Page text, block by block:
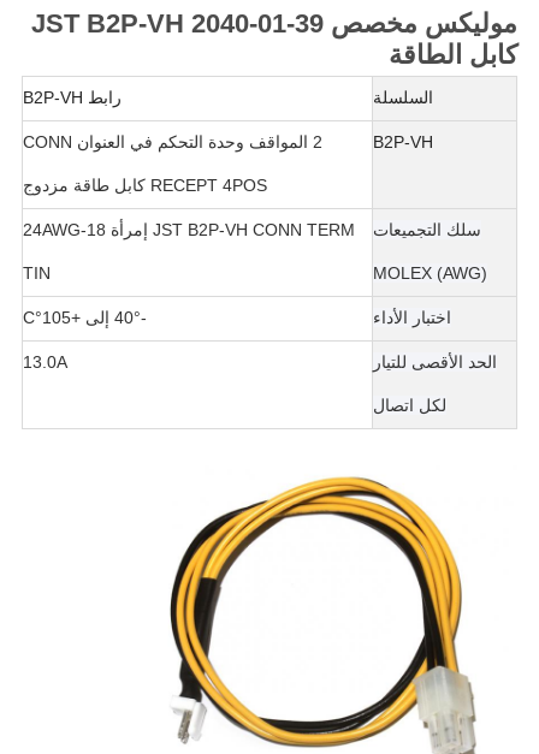
موليكس مخصص 39-01-2040 JST B2P-VH
كابل الطاقة
السلسلة رابط B2P-VH
B2P-VH 2 المواقف وحدة التحكم في العنوان CONN
RECEPT 4POS كابل طاقة مزدوج
سلك التجميعات
MOLEX (AWG)
JST B2P-VH CONN TERM إمرأة 18-24AWG
TIN
اختبار الأداء -40° إلى +105°C
الحد الأقصى للتيار
لكل اتصال
13.0A